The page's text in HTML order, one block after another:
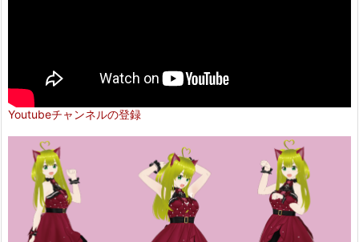
Youtubeチャンネルの登録